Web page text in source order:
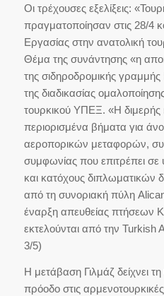
Οι τρέχουσες εξελίξεις:
πραγματοποίησαν στις 28/4
Εργασίας στην ανατολική
Θέμα της συνάντησης «η
της σιδηροδρομικής γραμμής
της διαδικασίας
τουρκικού ΥΠΕΞ. «Η διμερής
περιορισμένα βήματα για
αεροπορικών μεταφορών,
συμφωνίας που επιτρέπει
και κατόχους διπλωματικών
από τη συνοριακή πύλη
έναρξη απευθείας πτήσεων
εκτελούνται από την Turkish
3/5)
Η μετάβαση Γιλμάζ δείχνει
πρόοδο στις